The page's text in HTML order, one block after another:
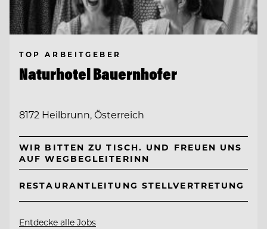
TOP ARBEITGEBER
Naturhotel Bauernhofer
8172 Heilbrunn, Österreich
WIR BITTEN ZU TISCH. UND FREUEN UNS
AUF WEGBEGLEITERINN
RESTAURANTLEITUNG STELLVERTRETUNG
Entdecke alle Jobs